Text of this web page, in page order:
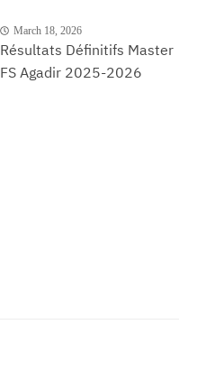
March 18, 2026
Résultats Définitifs Master
FS Agadir 2025-2026